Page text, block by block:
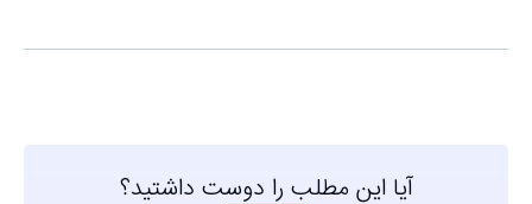
آیا این مطلب را دوست داشتید؟